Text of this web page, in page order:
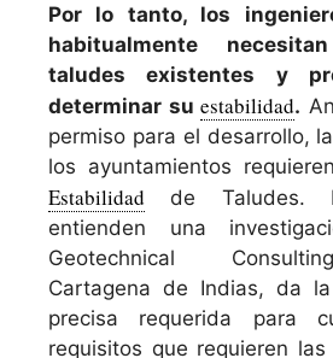
Por lo tanto, los
habitualmente
taludes existentes y
determinar su estabilidad.
permiso para el desarrollo,
los ayuntamientos
Estabilidad de Taludes.
entienden una
Geotechnical
Cartagena de Indias, da la
precisa requerida para
requisitos que requieren